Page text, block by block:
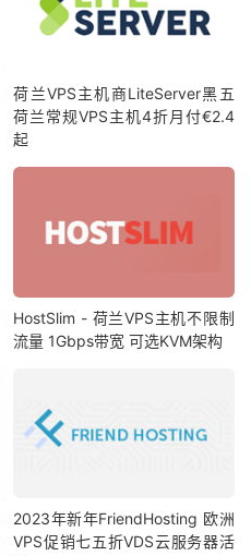
荷兰VPS主机商LiteServer黑五
荷兰常规VPS主机4折月付€2.4
起
HostSlim - 荷兰VPS主机不限制
流量 1Gbps带宽 可选KVM架构
2023年新年FriendHosting 欧洲
VPS促销七五折VDS云服务器活